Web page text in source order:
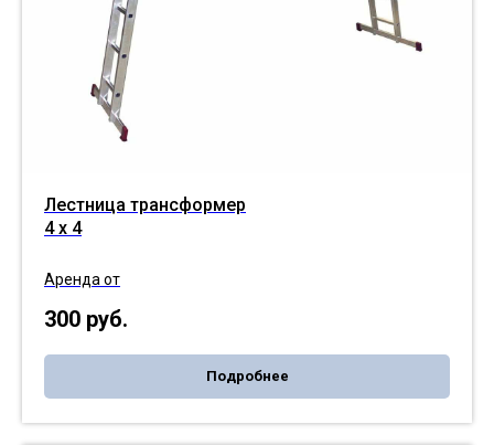
Лестница трансформер
4 х 4
Аренда от
300 руб.
Подробнее